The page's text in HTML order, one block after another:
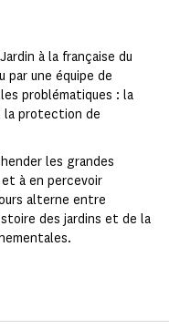
à la française du
une équipe de
problématiques : la
la protection de
les grandes
à en percevoir
alterne entre
des jardins et de la